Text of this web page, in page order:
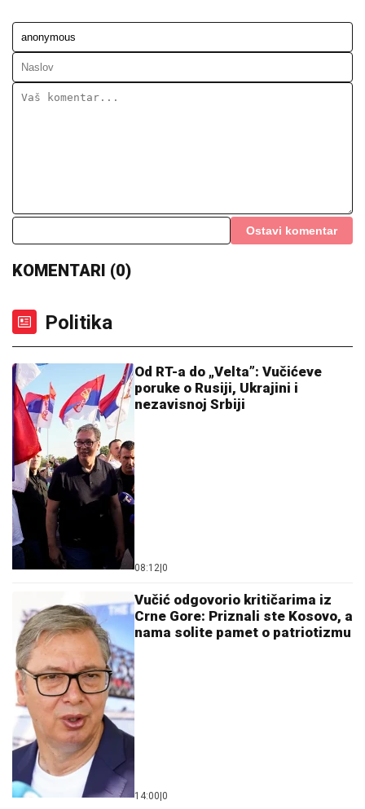
Ostavi komentar
KOMENTARI (0)
Politika
Od RT-a do „Velta”: Vučićeve
poruke o Rusiji, Ukrajini i
nezavisnoj Srbiji
08:12 0
Vučić odgovorio kritičarima iz
Crne Gore: Priznali ste Kosovo, a
nama solite pamet o patriotizmu
14:00 0